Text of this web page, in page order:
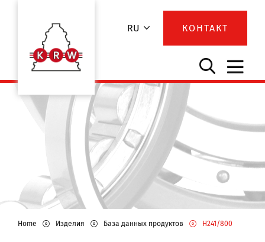
RU КОНТАКТ
Home Изделия База данных продуктов H241/800